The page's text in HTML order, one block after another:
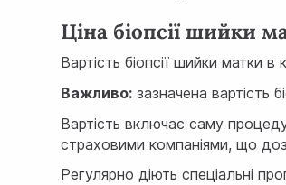
Ціна біопсії шийки
Вартість біопсії шийки матки
Важливо: зазначена вартість
Вартість включає саму
страховими компаніями, що
Регулярно діють спеціальні